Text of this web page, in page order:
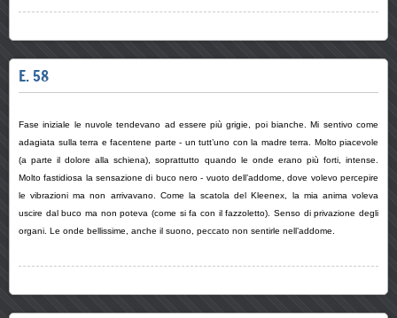
E. 58
Fase iniziale le nuvole tendevano ad essere più grigie, poi bianche. Mi sentivo come
adagiata sulla terra e facentene parte - un tutt’uno con la madre terra. Molto piacevole
(a parte il dolore alla schiena), soprattutto quando le onde erano più forti, intense.
Molto fastidiosa la sensazione di buco nero - vuoto dell’addome, dove volevo percepire
le vibrazioni ma non arrivavano. Come la scatola del Kleenex, la mia anima voleva
uscire dal buco ma non poteva (come si fa con il fazzoletto). Senso di privazione degli
organi. Le onde bellissime, anche il suono, peccato non sentirle nell’addome.